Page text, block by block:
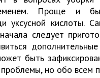
Проще и
уксусной кислоты.
следует
быть
но обо всем